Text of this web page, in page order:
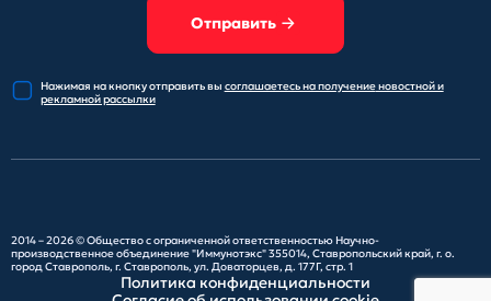
Отправить
Нажимая на кнопку отправитьвы соглашаетесь на получениеновостной и
рекламной рассылки
2014 – 2026 ©Общество с ограниченной ответственностью Научно-
производственное объединение "Иммунотэкс"355014, Ставропольский край, г. о.
город Ставрополь, г. Ставрополь, ул. Доваторцев, д. 177Г, стр. 1
Политика конфиденциальности